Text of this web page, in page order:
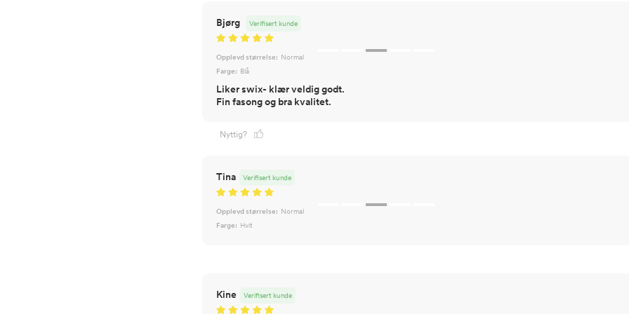
Bjørg Verifisert kunde
Opplevd størrelse: Normal
Farge: Blå
Liker swix- klær veldig godt.
Fin fasong og bra kvalitet.
Nyttig?
Tina Verifisert kunde
Opplevd størrelse: Normal
Farge: Hvit
Kine Verifisert kunde